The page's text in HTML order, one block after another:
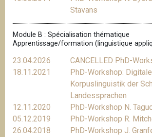
Stavans
Module B : Spécialisation thématique
Apprentissage/formation (linguistique
23.04.2026
CANCELLED PhD-
18.11.2021
PhD-Workshop: Digitale
Korpuslinguistik der
Landessprachen
12.11.2020
PhD-Workshop N.
05.12.2019
PhD-Workshop R.
26.04.2018
PhD-Workshop J.